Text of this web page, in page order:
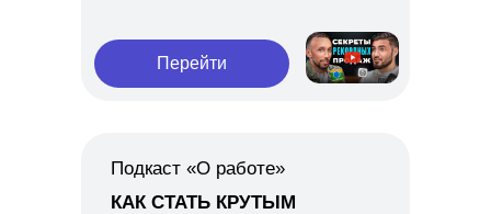
КАК СТАТЬ КРУТЫМ
Подкаст «О работе»
Перейти